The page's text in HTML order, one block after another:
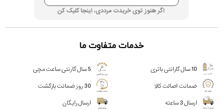
اگر هنوز توی خریدت مرددی، اینجا کلیک کن
خدمات متفاوت ما
10 سال گارانتی باتری
5 سال گارنتی ساعت مچی
ضمانت اصالت کالا
30 روز ضمانت بازگشت
ارسال 3 ساعته
ارسال رایگان